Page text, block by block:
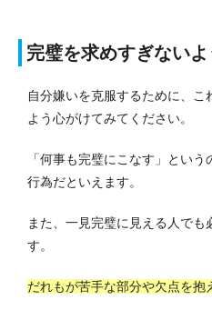
完璧を求めすぎない
自分嫌いを克服するために、
よう心がけてみてください。
「何事も完璧にこなす」とい
行為だといえます。
また、一見完璧に見える人で
す。
だれもが苦手な部分や欠点を抱